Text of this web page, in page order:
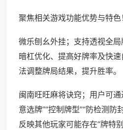
聚焦相关游戏功能优势与特色
微乐刨幺外挂；支持透视全局
暗杠优化、提高好牌率及快
法调整牌局结果，提升胜率。
闽南旺旺麻将诀窍；用户可
意选牌”“控制牌型”“防检测防
反映其他玩家可能存在“牌特